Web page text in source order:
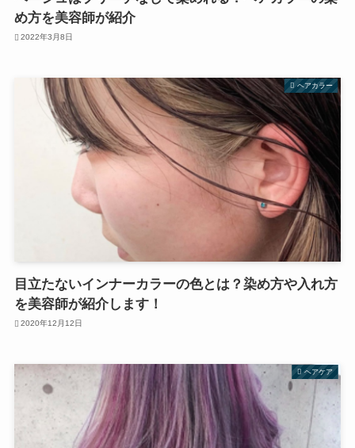
め方を美容師が紹介
2022年3月8日
ヘアカラー
目立たないインナーカラーの色とは？染め方や入れ方
を美容師が紹介します！
2020年12月12日
ヘアケア